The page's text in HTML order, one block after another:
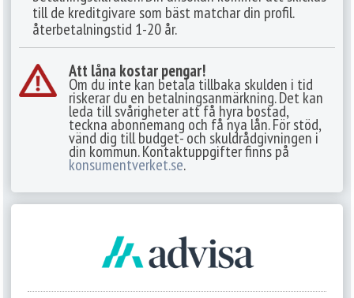
till de kreditgivare som bäst matchar din profil.
återbetalningstid 1-20 år.
Att låna kostar pengar!
Om du inte kan betala tillbaka skulden i tid
riskerar du en betalningsanmärkning. Det kan
leda till svårigheter att få hyra bostad,
teckna abonnemang och få nya lån. För stöd,
vänd dig till budget- och skuldrådgivningen i
din kommun. Kontaktuppgifter finns på
konsumentverket.se.